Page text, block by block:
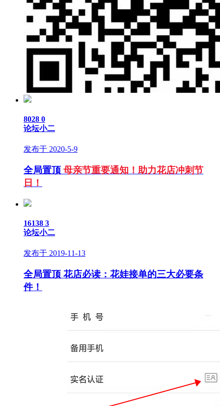
8028 0
论坛小二
发布于 2020-5-9
全局置顶 母亲节重要通知！助力花店冲刺节
日！
16138 3
论坛小二
发布于 2019-11-13
全局置顶 花店必读：花娃接单的三大必要条
件！